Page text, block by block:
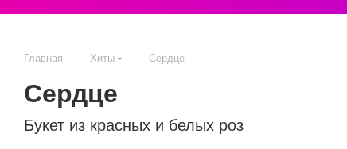
Главная — Хиты — Сердце
Букет из красных и белых роз
Сердце